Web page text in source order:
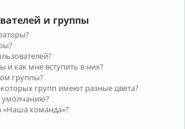
и группы
и как мне вступить в них?
группы?
групп имеют разные цвета?
умолчанию?
«Наша команда»?